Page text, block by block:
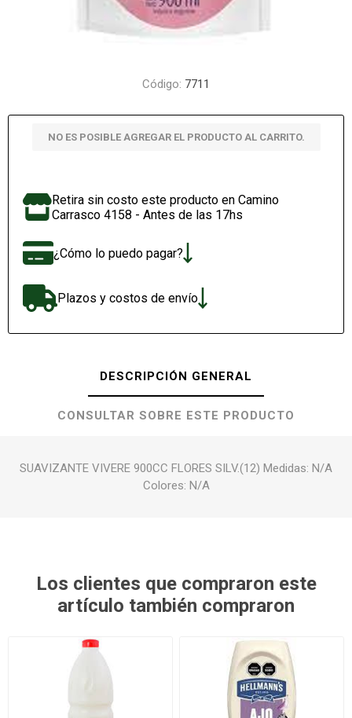
Código: 7711
NO ES POSIBLE AGREGAR EL PRODUCTO AL CARRITO.
Retira sin costo este producto en Camino
Carrasco 4158 - Antes de las 17hs
¿Cómo lo puedo pagar?
Plazos y costos de envío
DESCRIPCIÓN GENERAL
CONSULTAR SOBRE ESTE PRODUCTO
SUAVIZANTE VIVERE 900CC FLORES SILV.(12) Medidas: N/A
Colores: N/A
Los clientes que compraron este
artículo también compraron